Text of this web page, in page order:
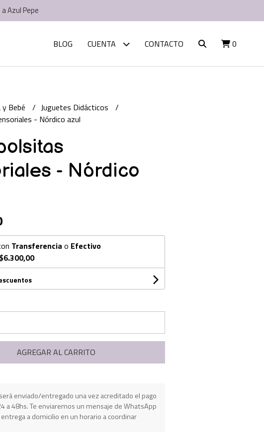
Azul Pepe
BLOG CUENTA CONTACTO 0
Bebé
Juguetes Didácticos
- Nórdico azul
- Nórdico
Transferencia o Efectivo
$6.300,00
AGREGAR AL CARRITO
enviado/entregado una vez acreditado el pago
a 48hs. Te enviaremos un mensaje de WhatsApp
a domicilio en un horario a coordinar